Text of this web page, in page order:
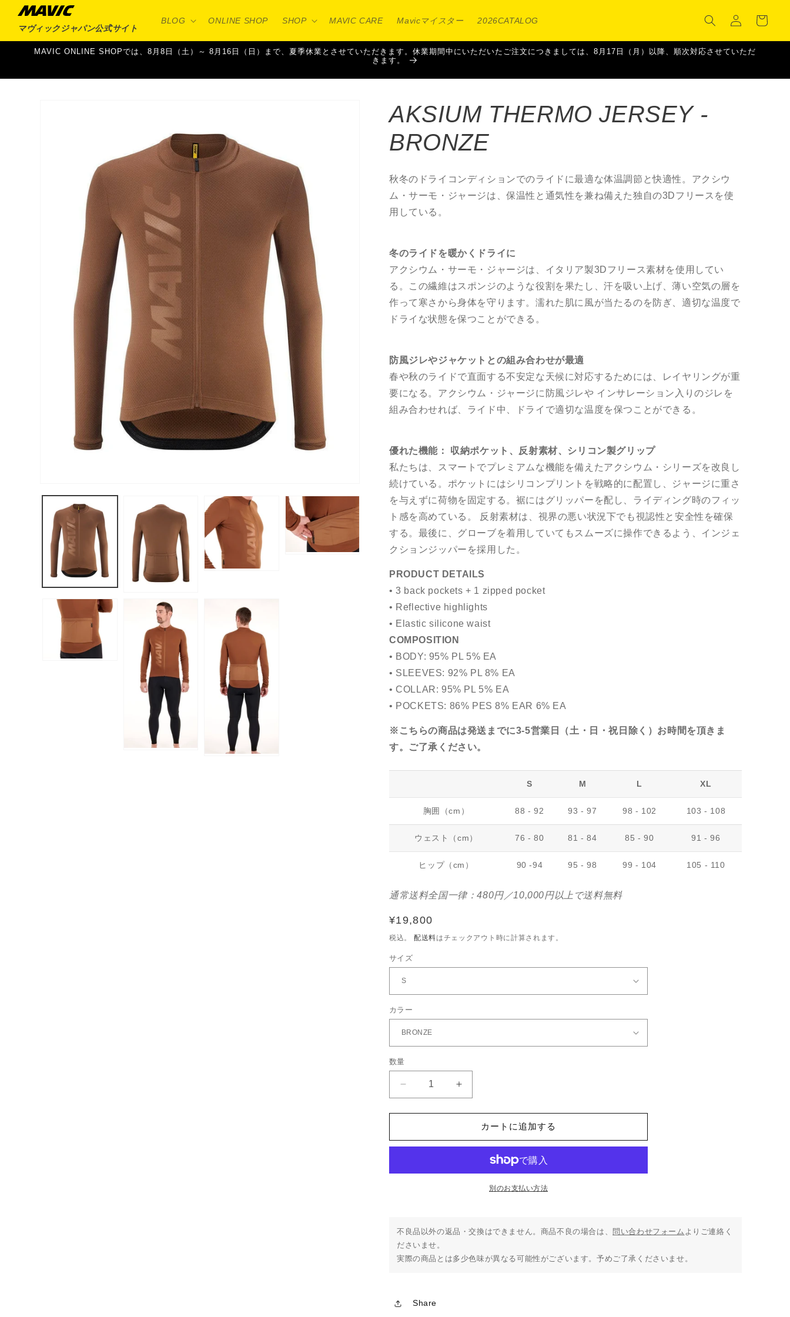
ンツに
進む
マヴィックジャパン公式サイト
BLOG ONLINE SHOP SHOP MAVIC CARE Mavicマイスター 2026CATALOG
イ
ン
ー
MAVIC ONLINE SHOPでは、8月8日（土）～ 8月16日（日）まで、夏季休業とさせていただきます。休業期間中にいただいたご注文につきましては、8月17日（月）以降、順次対応させていただ
きます。
AKSIUM THERMO JERSEY -
BRONZE
秋冬のドライコンディションでのライドに最適な体温調節と快適性。アクシウ
ム・サーモ・ジャージは、保温性と通気性を兼ね備えた独自の3Dフリースを使
用している。
冬のライドを暖かくドライに
アクシウム・サーモ・ジャージは、イタリア製3Dフリース素材を使用してい
る。この繊維はスポンジのような役割を果たし、汗を吸い上げ、薄い空気の層を
作って寒さから身体を守ります。濡れた肌に風が当たるのを防ぎ、適切な温度で
ドライな状態を保つことができる。
防風ジレやジャケットとの組み合わせが最適
春や秋のライドで直面する不安定な天候に対応するためには、レイヤリングが重
要になる。アクシウム・ジャージに防風ジレや インサレーション入りのジレを
組み合わせれば、ライド中、ドライで適切な温度を保つことができる。
優れた機能： 収納ポケット、反射素材、シリコン製グリップ
私たちは、スマートでプレミアムな機能を備えたアクシウム・シリーズを改良し
続けている。ポケットにはシリコンプリントを戦略的に配置し、ジャージに重さ
を与えずに荷物を固定する。裾にはグリッパーを配し、ライディング時のフィッ
ト感を高めている。 反射素材は、視界の悪い状況下でも視認性と安全性を確保
する。最後に、グローブを着用していてもスムーズに操作できるよう、インジェ
クションジッパーを採用した。
PRODUCT DETAILS
• 3 back pockets + 1 zipped pocket
• Reflective highlights
• Elastic silicone waist
COMPOSITION
• BODY: 95% PL 5% EA
• SLEEVES: 92% PL 8% EA
• COLLAR: 95% PL 5% EA
• POCKETS: 86% PES 8% EAR 6% EA
※こちらの商品は発送までに3-5営業日（土・日・祝日除く）お時間を頂きま
す。ご了承ください。
S M L XL
胸囲（cm） 88 - 92 93 - 97 98 - 102 103 - 108
ウェスト（cm） 76 - 80 81 - 84 85 - 90 91 - 96
ヒップ（cm） 90 -94 95 - 98 99 - 104 105 - 110
通常送料全国一律：480円／10,000円以上で送料無料
通
常
格
¥19,800
税込。 配送料はチェックアウト時に計算されます。
サイズ
カラー
数量
AKSIUM
THERMO
JERSEY
BRONZE
す
AKSIUM
THERMO
JERSEY
BRONZE
す
カートに追加する
別のお支払い方法
不良品以外の返品・交換はできません。商品不良の場合は、 問い合わせフォーム よりご連絡く
ださいませ。
実際の商品とは多少色味が異なる可能性がございます。予めご了承くださいませ。
Share